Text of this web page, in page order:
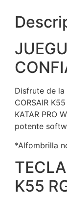
Disfrute de
CORSAIR
KATAR PRO
potente
*Alfombrilla
K55